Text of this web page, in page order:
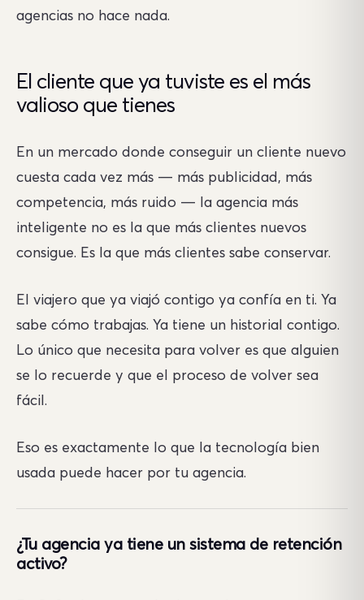
agencias no hace nada.
El cliente que ya tuviste es el más
valioso que tienes
En un mercado donde conseguir un cliente nuevo
cuesta cada vez más — más publicidad, más
competencia, más ruido — la agencia más
inteligente no es la que más clientes nuevos
consigue. Es la que más clientes sabe conservar.
El viajero que ya viajó contigo ya confía en ti. Ya
sabe cómo trabajas. Ya tiene un historial contigo.
Lo único que necesita para volver es que alguien
se lo recuerde y que el proceso de volver sea
fácil.
Eso es exactamente lo que la tecnología bien
usada puede hacer por tu agencia.
¿Tu agencia ya tiene un sistema de retención
activo?